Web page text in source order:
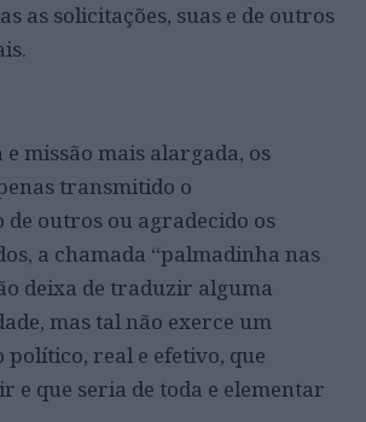
as solicitações, suas e de outros
e missão mais alargada, os
transmitido o
outros ou agradecido os
a chamada “palmadinha nas
deixa de traduzir alguma
mas tal não exerce um
real e efetivo, que
e que seria de toda e elementar